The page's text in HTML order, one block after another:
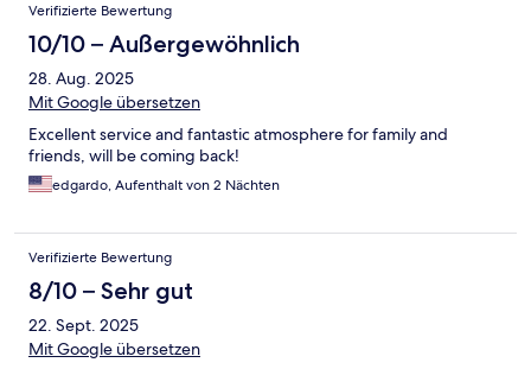
Verifizierte Bewertung
10/10 – Außergewöhnlich
28. Aug. 2025
Mit Google übersetzen
Excellent service and fantastic atmosphere for family and
friends, will be coming back!
edgardo, Aufenthalt von 2 Nächten
Verifizierte Bewertung
8/10 – Sehr gut
22. Sept. 2025
Mit Google übersetzen